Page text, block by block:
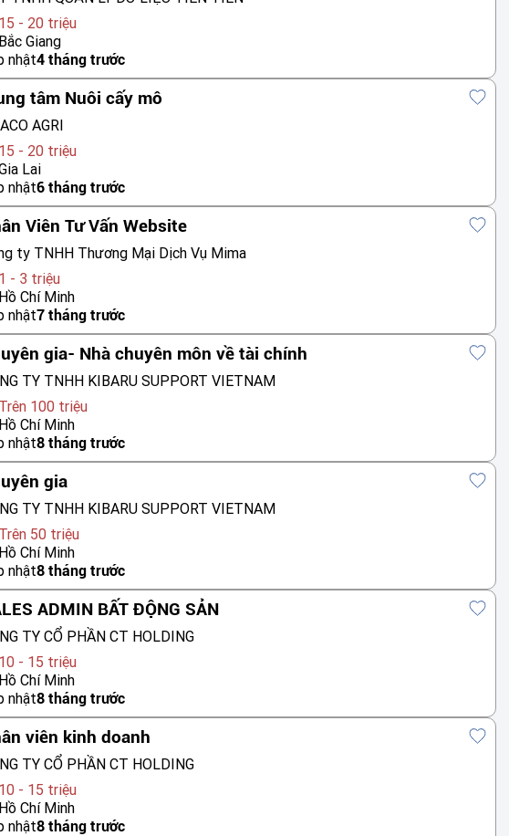
15 - 20 triệu
Bắc Giang
nhật4 tháng trước
tâm Nuôi cấy mô
AGRI
15 - 20 triệu
Lai
nhật6 tháng trước
Viên Tư Vấn Website
ty TNHH Thương Mại Dịch Vụ Mima
1 - 3 triệu
Hồ Chí Minh
nhật7 tháng trước
gia- Nhà chuyên môn về tài chính
TY TNHH KIBARU SUPPORT VIETNAM
Trên 100 triệu
Hồ Chí Minh
nhật8 tháng trước
gia
TY TNHH KIBARU SUPPORT VIETNAM
Trên 50 triệu
Hồ Chí Minh
nhật8 tháng trước
ADMIN BẤT ĐỘNG SẢN
TY CỔ PHẦN CT HOLDING
10 - 15 triệu
Hồ Chí Minh
nhật8 tháng trước
viên kinh doanh
TY CỔ PHẦN CT HOLDING
10 - 15 triệu
Hồ Chí Minh
nhật8 tháng trước